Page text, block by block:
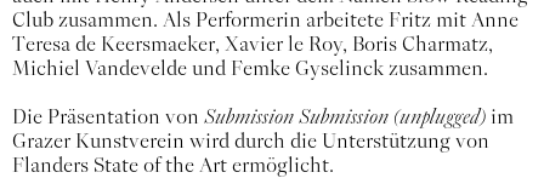
Club zusammen. Als Performerin arbeitete Fritz mit Anne
Teresa de Keersmaeker, Xavier le Roy, Boris Charmatz,
Michiel Vandevelde und Femke Gyselinck zusammen.
Die Präsentation von Submission Submission (unplugged) im
Grazer Kunstverein wird durch die Unterstützung von
Flanders State of the Art ermöglicht.